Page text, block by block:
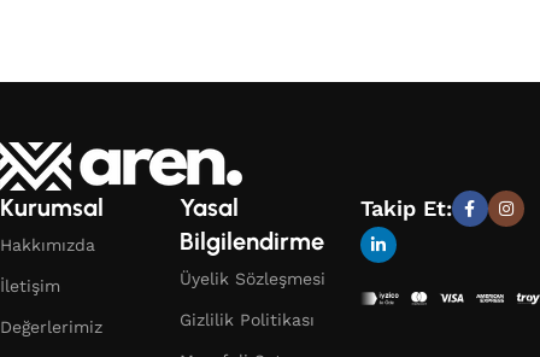
Kurumsal
Hakkımızda
İletişim
Değerlerimiz
Yasal
Bilgilendirme
Üyelik Sözleşmesi
Gizlilik Politikası
Takip Et: